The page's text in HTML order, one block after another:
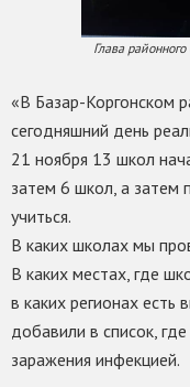
Глава
«В Базар-Коргонском
сегодняшний день
21 ноября 13 школ
затем 6 школ, а
учиться.
В каких школах мы
В каких местах, где
в каких регионах есть
добавили в список,
заражения инфекцией.